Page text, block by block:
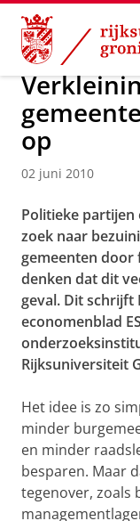
Skip
Content
Skip
Navigation
Over ons Actueel
op
02 juni 2010
Politieke
zoek naar
gemeenten door
denken dat dit
geval. Dit schrijft
economenblad
Rijksuniversiteit
Het idee is zo
minder
en minder
besparen. Maar
tegenover, zoals